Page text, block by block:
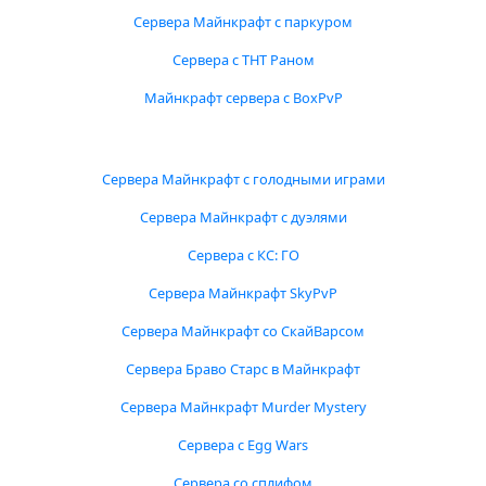
Сервера Майнкрафт с паркуром
Сервера с ТНТ Раном
Майнкрафт сервера с BoxPvP
Сервера Майнкрафт с голодными играми
Сервера Майнкрафт с дуэлями
Сервера с КС: ГО
Сервера Майнкрафт SkyPvP
Сервера Майнкрафт со СкайВарсом
Сервера Браво Старс в Майнкрафт
Сервера Майнкрафт Murder Mystery
Сервера с Egg Wars